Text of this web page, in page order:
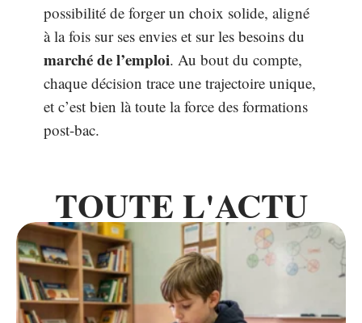
possibilité de forger un choix solide, aligné
à la fois sur ses envies et sur les besoins du
marché de l’emploi. Au bout du compte,
chaque décision trace une trajectoire unique,
et c’est bien là toute la force des formations
post-bac.
TOUTE L'ACTU